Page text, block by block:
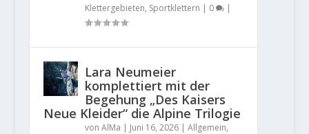
Klettergebieten, Sportklettern | 0 |
Lara Neumeier
komplettiert mit der
Begehung „Des Kaisers
Neue Kleider“ die Alpine Trilogie
von AlMa | Juni 16, 2026| Allgemein,